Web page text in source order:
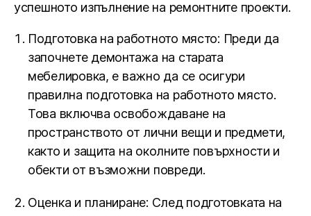
успешното изпълнение на ремонтните проекти.
Подготовка на работното място: Преди да
започнете демонтажа на старата
мебелировка, е важно да се осигури
правилна подготовка на работното място.
Това включва освобождаване на
пространството от лични вещи и предмети,
както и защита на околните повърхности и
обекти от възможни повреди.
Оценка и планиране: След подготовката на